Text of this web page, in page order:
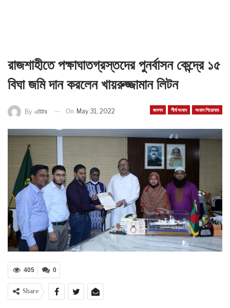
রাজশাহীতে পক্ষাঘাতগ্রস্তদের পুনর্বাসন কেন্দ্রে ১৫
বিঘা জমি দান করলেন খায়রুজ্জামান লিটন
জনপদ শীর্ষ সংবাদ সংবাদ শিরোনাম
By এডিটর On May 31, 2022
0
405
Share